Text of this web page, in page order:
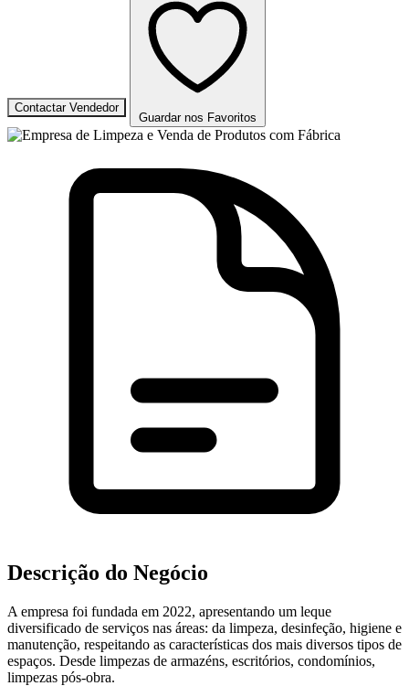
Contactar Vendedor
Guardar nos Favoritos
Descrição do Negócio
A empresa foi fundada em 2022, apresentando um leque
diversificado de serviços nas áreas: da limpeza, desinfeção, higiene e
manutenção, respeitando as características dos mais diversos tipos de
espaços. Desde limpezas de armazéns, escritórios, condomínios,
limpezas pós-obra.